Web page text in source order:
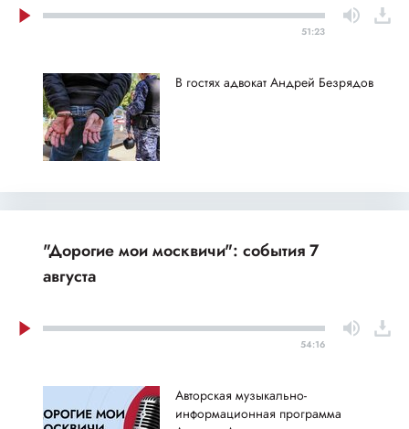
51:23
В гостях адвокат Андрей Безрядов
"Дорогие мои москвичи": события 7
августа
54:16
Авторская музыкально-
информационная программа